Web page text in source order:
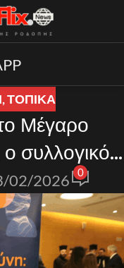
,ΤΟΠΙΚΑ
Μέγαρο
συλλογικός
με τίτλο
του Ε.
02/2026 0